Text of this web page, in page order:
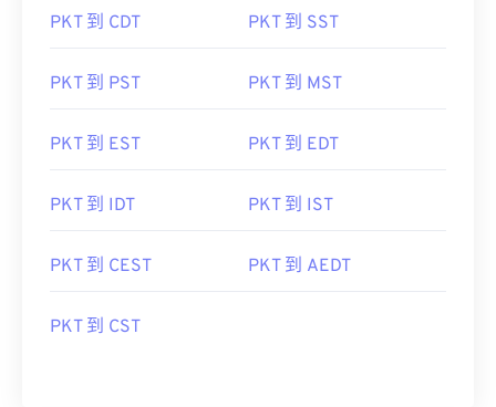
PKT 到 CDT PKT 到 SST
PKT 到 PST PKT 到 MST
PKT 到 EST PKT 到 EDT
PKT 到 IDT PKT 到 IST
PKT 到 CEST PKT 到 AEDT
PKT 到 CST